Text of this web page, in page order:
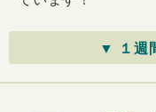
▼ １週